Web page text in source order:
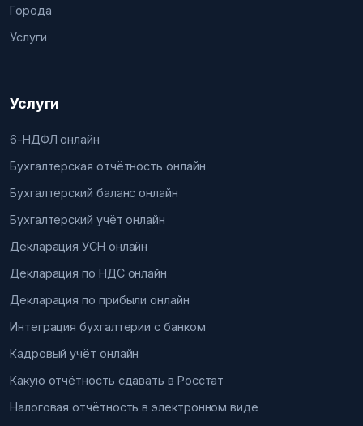
Города
Услуги
Услуги
6-НДФЛ онлайн
Бухгалтерская отчётность онлайн
Бухгалтерский баланс онлайн
Бухгалтерский учёт онлайн
Декларация УСН онлайн
Декларация по НДС онлайн
Декларация по прибыли онлайн
Интеграция бухгалтерии с банком
Кадровый учёт онлайн
Какую отчётность сдавать в Росстат
Налоговая отчётность в электронном виде